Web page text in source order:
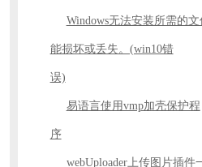
Windows无法安装所需的
能损坏或丢失。(win10错
误)
易语言使用vmp加壳保护程
序
webUploader上传图片插件